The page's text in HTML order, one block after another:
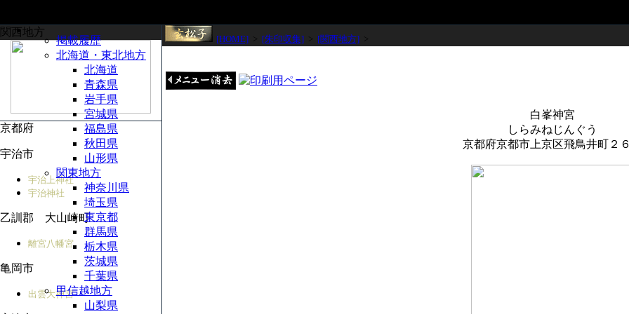
[HOME] [朱印収集] [関西地方]
白峯神宮
しらみねじんぐう
京都府京都市上京区飛鳥井町２
関西地方
京都府
宇治市
宇治上神社
宇治神社
乙訓郡 大山崎町
離宮八幡宮
亀岡市
出雲大神宮
掲載履歴
北海道・東北地方
北海道
青森県
岩手県
宮城県
福島県
秋田県
山形県
関東地方
神奈川県
埼玉県
東京都
群馬県
栃木県
茨城県
千葉県
甲信越地方
山梨県